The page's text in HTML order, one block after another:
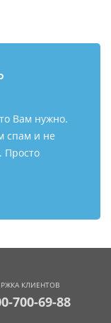
Вам нужно.
спам и не
Просто
КЛИЕНТОВ
700-69-88